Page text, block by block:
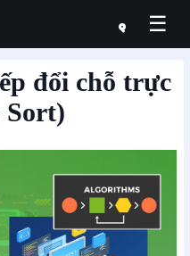
☰
đổi chỗ trực
Sort)